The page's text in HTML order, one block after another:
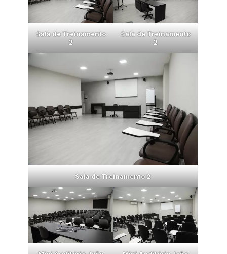
Sala de Treinamento
2
Sala de Treinamento
2
Sala de Treinamento 2